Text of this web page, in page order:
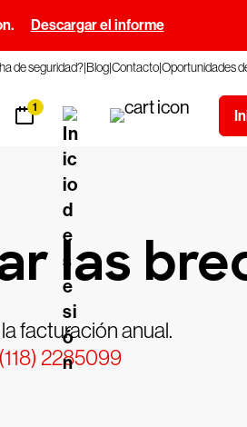
Descargar el informe
de seguridad?BlogContactoOportunidades
1
las
facturación anual.
2285099